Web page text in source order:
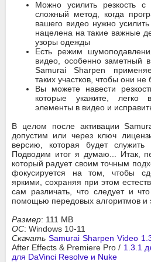
Можно усилить резкость с
сложный метод, когда
вашего видео нужно
нацелена на такие важные
узоры одежды
Есть режим
видео, особенно заметный
Samurai Sharpen
таких участков, чтобы они
Вы можете навести
которые укажите, легко
элементы в видео и
В целом после активации
допустим или через ключ
версию, которая будет
Подводим итог я думаю... Итак,
который радует своим точным
фокусируется на том, чтобы
яркими, сохраняя при этом
сам различать, что следует и
помощью передовых алгоритмов и
Размер: 111 MB
ОС: Windows 10-11
Скачать Samurai Sharpen Video
After Effects & Premiere Pro / 1.3.1
для DaVinci Resolve и Nuke